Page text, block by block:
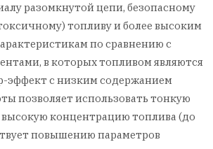
разомкнутой цепи, безопасному
топливу и более высоким
по сравнению с
в которых топливом являются
эффект с низким содержанием
позволяет использовать тонкую
высокую концентрацию топлива (до
повышению параметров